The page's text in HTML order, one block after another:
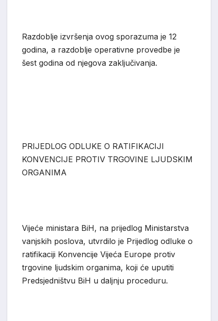
Razdoblje izvršenja ovog sporazuma je 12
godina, a razdoblje operativne provedbe je
šest godina od njegova zaključivanja.
PRIJEDLOG ODLUKE O RATIFIKACIJI
KONVENCIJE PROTIV TRGOVINE LJUDSKIM
ORGANIMA
Vijeće ministara BiH, na prijedlog Ministarstva
vanjskih poslova, utvrdilo je Prijedlog odluke o
ratifikaciji Konvencije Vijeća Europe protiv
trgovine ljudskim organima, koji će uputiti
Predsjedništvu BiH u daljnju proceduru.